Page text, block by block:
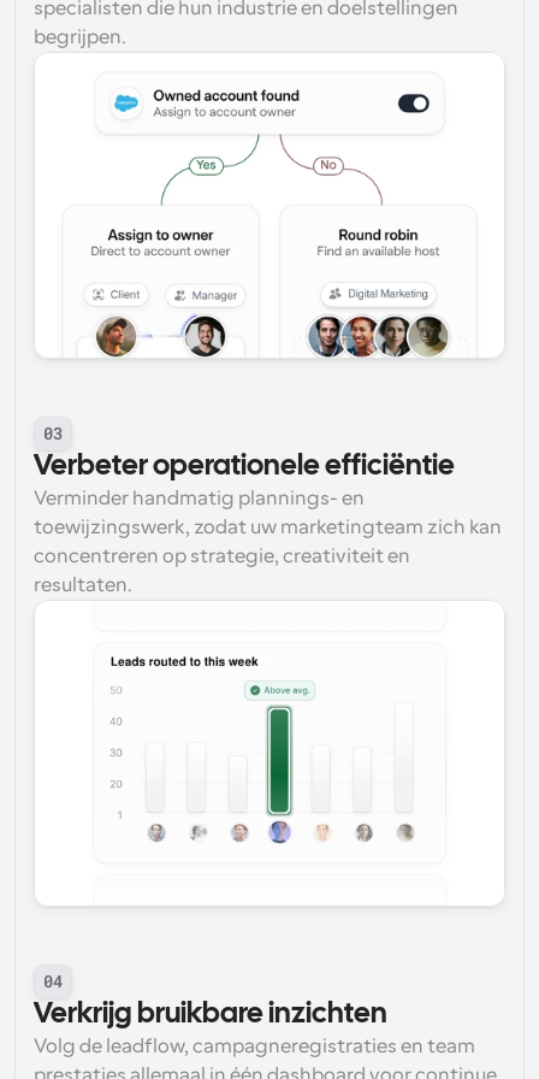
specialisten die hun industrie en doelstellingen
begrijpen.
03
Verbeter operationele efficiëntie
Verminder handmatig plannings- en
toewijzingswerk, zodat uw marketingteam zich kan
concentreren op strategie, creativiteit en
resultaten.
04
Verkrijg bruikbare inzichten
Volg de leadflow, campagneregistraties en team